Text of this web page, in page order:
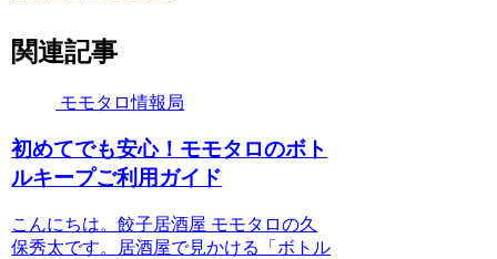
関連記事
モモタロ情報局
初めてでも安心！モモタロのボト
ルキープご利用ガイド
こんにちは。餃子居酒屋 モモタロの久
保秀太です。居酒屋で見かける「ボトル